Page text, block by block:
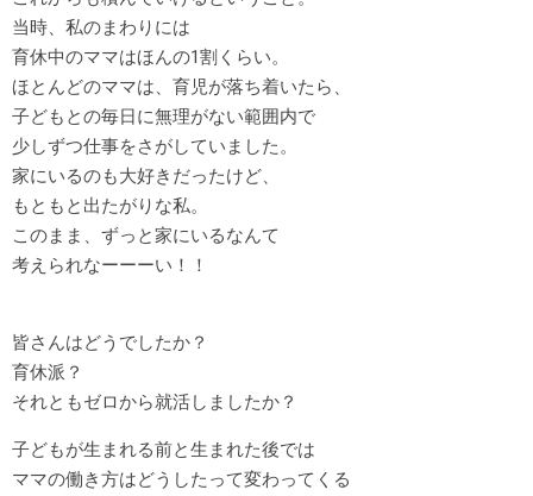
当時、私のまわりには
育休中のママはほんの1割くらい。
ほとんどのママは、育児が落ち着いたら、
子どもとの毎日に無理がない範囲内で
少しずつ仕事をさがしていました。
家にいるのも大好きだったけど、
もともと出たがりな私。
このまま、ずっと家にいるなんて
考えられなーーーい！！
皆さんはどうでしたか？
育休派？
それともゼロから就活しましたか？
子どもが生まれる前と生まれた後では
ママの働き方はどうしたって変わってくる